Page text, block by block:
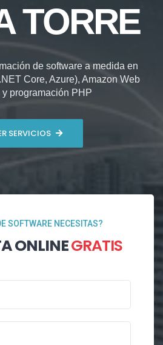
TORRE
de software a medida en
Core, Azure), Amazon Web
y programación PHP
SERVICIOS
SOFTWARE NECESITAS?
ONLINEGRATIS